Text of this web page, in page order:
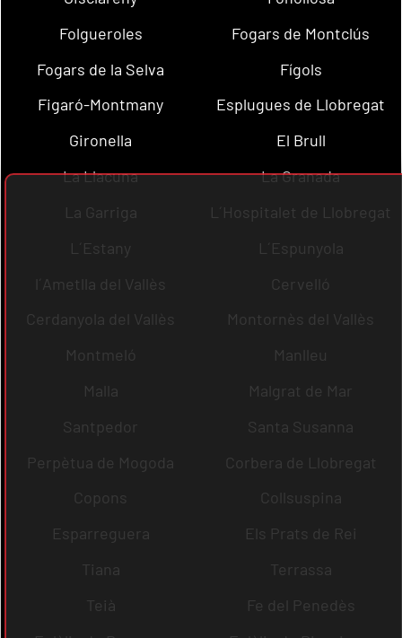
Folgueroles
Fogars de Montclús
Fogars de la Selva
Fígols
Figaró-Montmany
Esplugues de Llobregat
Gironella
El Brull
La Llacuna
La Granada
La Garriga
L´Hospitalet de Llobregat
L´Estany
L´Espunyola
l´Ametlla del Vallès
Cervelló
Cerdanyola del Vallès
Montornès del Vallès
Montmeló
Manlleu
Malla
Malgrat de Mar
Santpedor
Santa Susanna
Perpètua de Mogoda
Corbera de Llobregat
Copons
Collsuspina
Esparreguera
Els Prats de Rei
Tiana
Terrassa
Teià
Fe del Penedès